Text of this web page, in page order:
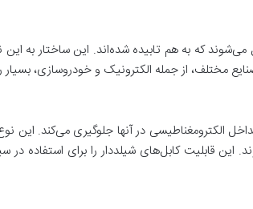
که به هم تابیده شده‌اند. این ساختار به این
مختلف، از جمله الکترونیک و خودروسازی،
الکترومغناطیسی در آنها جلوگیری می‌کند.
این قابلیت کابل‌های شیلددار را برای